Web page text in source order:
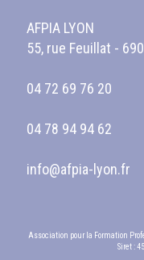
AFPIA LYON
55, rue Feuillat -
04 72 69 76 20
04 78 94 94 62
info@afpia-lyon.fr
Association pour la Formation
Siret :